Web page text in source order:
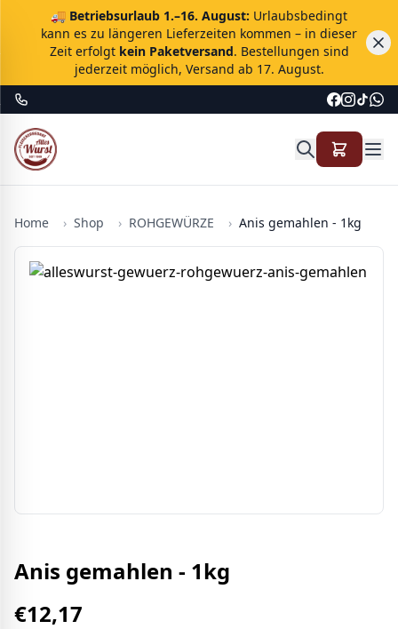
🚚 Betriebsurlaub 1.–16. August: Urlaubsbedingt
kann es zu längeren Lieferzeiten kommen – in dieser
Zeit erfolgt kein Paketversand. Bestellungen sind
jederzeit möglich, Versand ab 17. August.
Home › Shop › ROHGEWÜRZE › Anis gemahlen - 1kg
Anis gemahlen - 1kg
€12,17